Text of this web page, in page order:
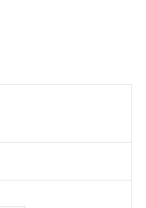
Fit. für Informationen zu